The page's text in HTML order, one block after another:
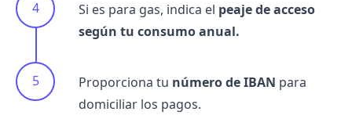
Si es para gas, indica el peaje de acceso
según tu consumo anual.
Proporciona tu número de IBAN para
domiciliar los pagos.